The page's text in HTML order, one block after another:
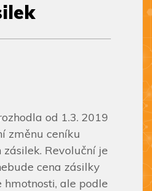
od 1.3. 2019
změnu ceníku
Revoluční je
cena zásilky
hmotnosti, ale podle